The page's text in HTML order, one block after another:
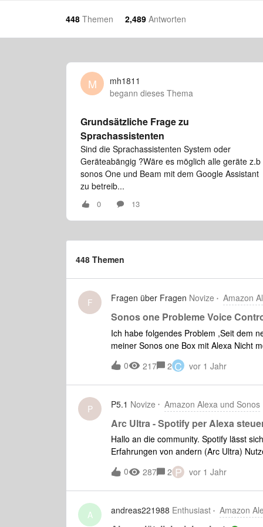
448 Themen 2,489 Antworten
M
mh1811
begann dieses Thema
Grundsätzliche Frage zu
Sprachassistenten
Sind die Sprachassistenten System oder
Geräteabängig ?Wäre es möglich alle geräte z.b
sonos One und Beam mit dem Google Assistant
zu betreib...
0 13
448 Themen
F Fragen über Fragen Novize Amazon
Sonos one Probleme Voice
Ich habe folgendes Problem ,Seit dem
meiner Sonos one Box mit Alexa Nicht
zurück gesetzt und alles Neu
Version auf der Sonos Box verwende
Fehlermeldung,,Beim Starten der
Ordnung .Wen ich die Sonos Box auf
Sprachassistent hinzuzufügen aber
Update von Sonos lief alles Fehlerfrei.
0 217 2 C vor 1 Jahr
P P5.1 Novize Amazon Alexa und Sonos
Arc Ultra - Spotify per Alexa
Hallo an die community. Spotify lässt
Erfahrungen von andern (Arc Ultra)
vorab.PS, Ich bin von einer Beam Gen
umgestiegen und bin mit dem Sound
“schmalen“ Taler Sub (Mini)
0 287 2 P vor 1 Jahr
A andreas221988 Enthusiast Amazon